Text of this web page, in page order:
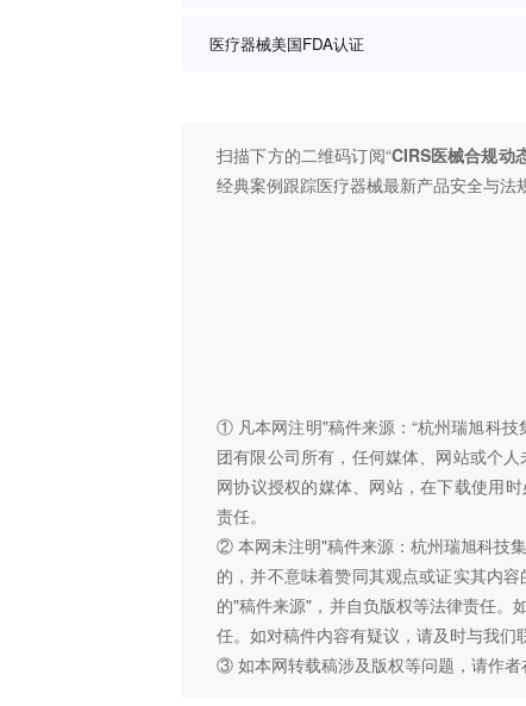
医疗器械美国FDA认证
扫描下方的二维码订阅“CIRS医械合规动
经典案例跟踪医疗器械最新产品安全与法
① 凡本网注明"稿件来源：“杭州瑞旭科
团有限公司所有，任何媒体、网站或个
网协议授权的媒体、网站，在下载使用
责任。
② 本网未注明"稿件来源：杭州瑞旭科技
的，并不意味着赞同其观点或证实其内
的"稿件来源"，并自负版权等法律责任。
任。如对稿件内容有疑议，请及时与我们
③ 如本网转载稿涉及版权等问题，请作者